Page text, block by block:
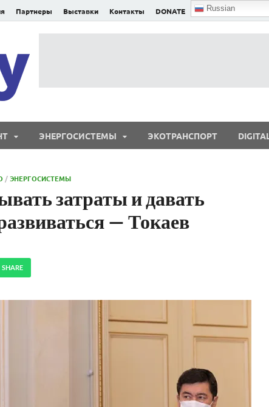
Партнеры Выставки Контакты DONATE Russian
ЭНЕРГОСИСТЕМЫ ЭКОТРАНСПОРТ DIGITAL
/ЭНЕРГОСИСТЕМЫ
затраты и давать
— Токаев
SHARE